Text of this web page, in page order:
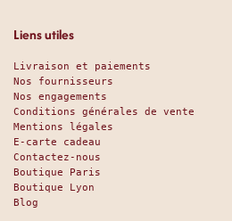
Liens utiles
Livraison et paiements
Nos fournisseurs
Nos engagements
Conditions générales de vente
Mentions légales
E-carte cadeau
Contactez-nous
Boutique Paris
Boutique Lyon
Blog